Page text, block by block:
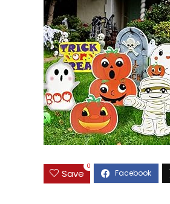
Save
0